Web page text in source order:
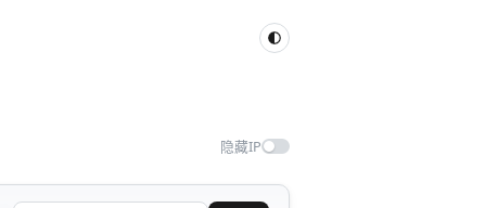
隐藏IP